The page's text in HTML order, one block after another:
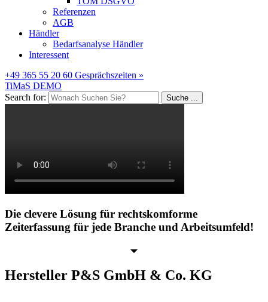
Referenzen
AGB
Händler
Bedarfsanalyse Händler
Interessent
+49 365 55 20 60 Gesprächszeiten »
TiMaS DEMO
Search for:
Suche ...
Die clevere Lösung für rechtskomforme
Zeiterfassung für jede Branche und Arbeitsumfeld!
Hersteller P&S GmbH & Co. KG